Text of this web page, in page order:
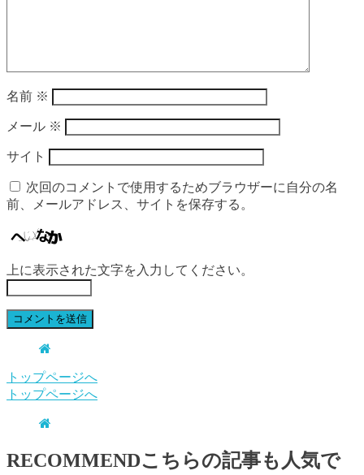
名前 ※
メール ※
サイト
次回のコメントで使用するためブラウザーに自分の名
前、メールアドレス、サイトを保存する。
上に表示された文字を入力してください。
トップページへ
トップページへ
RECOMMENDこちらの記事も人気で